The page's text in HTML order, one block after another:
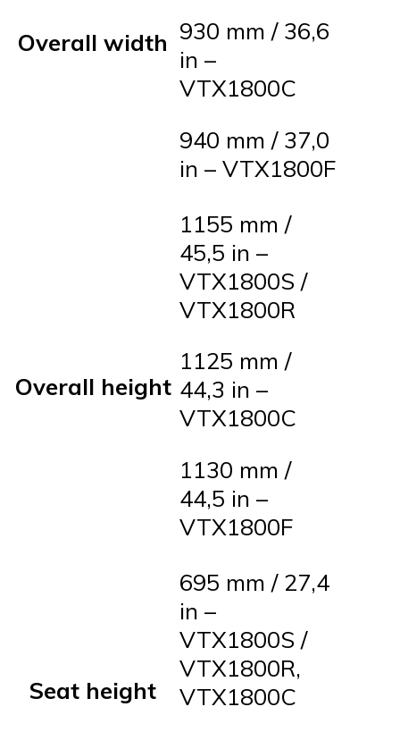
Overall width 930 mm / 36,6
in –
VTX1800C
940 mm / 37,0
in – VTX1800F
Overall height
1155 mm /
45,5 in –
VTX1800S /
VTX1800R
1125 mm /
44,3 in –
VTX1800C
1130 mm /
44,5 in –
VTX1800F
Seat height
695 mm / 27,4
in –
VTX1800S /
VTX1800R,
VTX1800C